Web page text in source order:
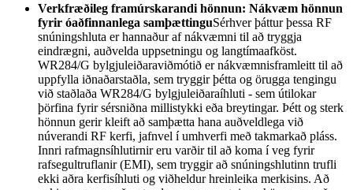
Verkfræðileg framúrskarandi hönnun: Nákvæm hönnun
fyrir óaðfinnanlega samþættinguSérhver þáttur þessa RF
snúningshluta er hannaður af nákvæmni til að tryggja
eindrægni, auðvelda uppsetningu og langtímaafköst.
WR284/G bylgjuleiðaraviðmótið er nákvæmnisframleitt til að
uppfylla iðnaðarstaðla, sem tryggir þétta og örugga tengingu
við staðlaða WR284/G bylgjuleiðaraíhluti - sem útilokar
þörfina fyrir sérsniðna millistykki eða breytingar. Þétt og sterk
hönnun gerir kleift að samþætta hana auðveldlega við
núverandi RF kerfi, jafnvel í umhverfi með takmarkað pláss.
Innri rafmagnsíhlutirnir eru varðir til að koma í veg fyrir
rafsegultruflanir (EMI), sem tryggir að snúningshlutinn trufli
ekki aðra kerfisíhluti og viðheldur hreinleika merkisins. Að